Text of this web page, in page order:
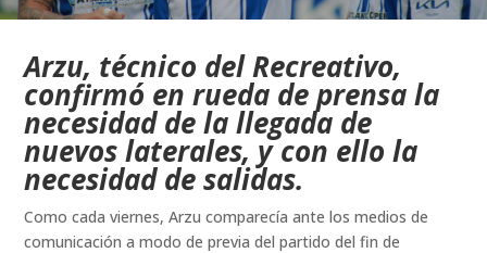
Arzu, técnico del Recreativo,
confirmó en rueda de prensa la
necesidad de la llegada de
nuevos laterales, y con ello la
necesidad de salidas.
Como cada viernes, Arzu comparecía ante los medios de
comunicación a modo de previa del partido del fin de